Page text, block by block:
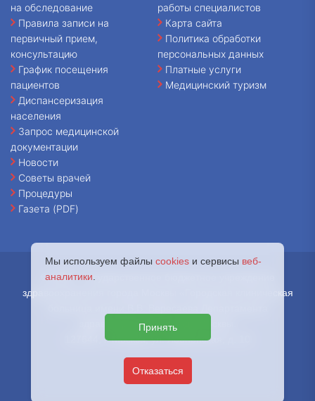
на обследование
Правила записи на
первичный прием,
консультацию
График посещения
пациентов
Диспансеризация
населения
Запрос медицинской
документации
Новости
Советы врачей
Процедуры
Газета (PDF)
работы специалистов
Карта сайта
Политика обработки
персональных данных
Платные услуги
Медицинский туризм
© 2026 - Государственное бюджетное учреждение
здравоохранения города Москвы «Городская клиническая
здравоохранения города Москвы.
127644, г. Москва, ул. Лобненская, д. 10
Мы используем файлы cookies и сервисы веб-
аналитики
Принять
Отказаться